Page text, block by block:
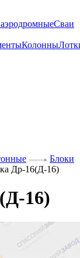
Сваи
Колонны
Блоки
Др-16(Д-16)
16)